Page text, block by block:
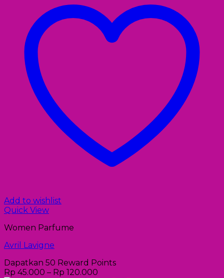
Add to wishlist
Quick View
Women Parfume
Avril Lavigne
Dapatkan 50 Reward Points
Rp 45.000 – Rp 120.000